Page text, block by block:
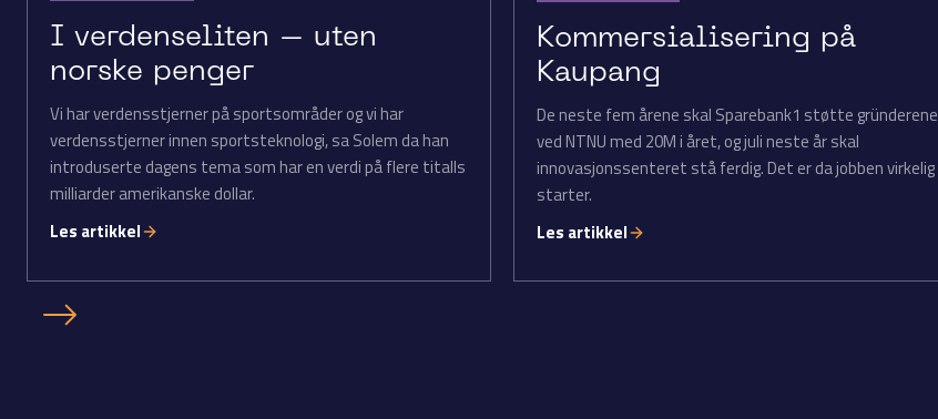
I verdenseliten – uten
norske penger
Vi har verdensstjerner på sportsområder og vi har
verdensstjerner innen sportsteknologi, sa Solem da han
introduserte dagens tema som har en verdi på flere titalls
milliarder amerikanske dollar.
Les artikkel
Kommersialisering på
Kaupang
De neste fem årene skal Sparebank1 støtte gründerene
ved NTNU med 20M i året, og juli neste år skal
innovasjonssenteret stå ferdig. Det er da jobben virkelig
starter.
Les artikkel